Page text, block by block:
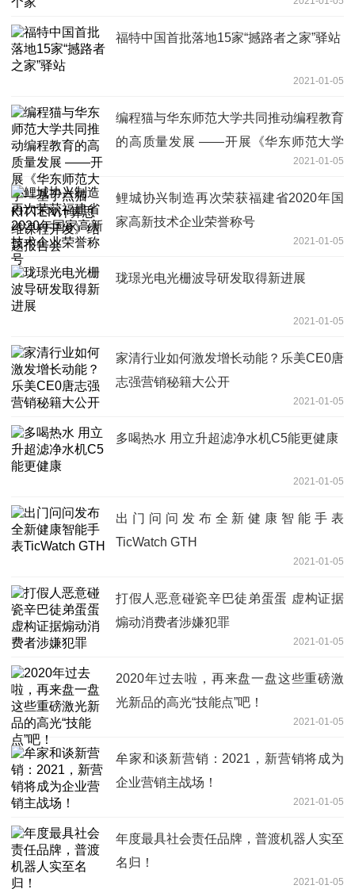
福特中国首批落地15家“撼路者之家”驿站
2021-01-05
编程猫与华东师范大学共同推动编程教育
的高质量发展 ——开展《华东师范大学
—基于点猫KITTEN计算思维课程开发》
结题报告会
2021-01-05
鲤城协兴制造再次荣获福建省2020年国
家高新技术企业荣誉称号
2021-01-05
珑璟光电光栅波导研发取得新进展
2021-01-05
家清行业如何激发增长动能？乐美CE0唐
志强营销秘籍大公开
2021-01-05
多喝热水 用立升超滤净水机C5能更健康
2021-01-05
出门问问发布全新健康智能手表
TicWatch GTH
2021-01-05
打假人恶意碰瓷辛巴徒弟蛋蛋 虚构证据
煽动消费者涉嫌犯罪
2021-01-05
2020年过去啦，再来盘一盘这些重磅激
光新品的高光“技能点”吧！
2021-01-05
牟家和谈新营销：2021，新营销将成为
企业营销主战场！
2021-01-05
年度最具社会责任品牌，普渡机器人实至
名归！
2021-01-05